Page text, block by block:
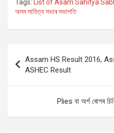
Tags: List of Asam Sahitya
অসম সাহিত্য সভাৰ সভাপতি
navigation
Assam HS Result 2016,
ASHEC Result
‪‎Plies‬ বা অৰ্শ ৰোগৰ